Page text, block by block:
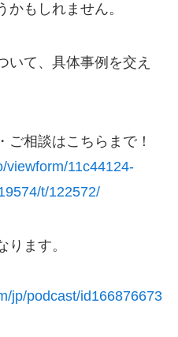
もしれません。
いて、具体事例を交え
相談はこちらまで！
viewform/11c44124-
t/122572/
ます。
jp/podcast/id166876673